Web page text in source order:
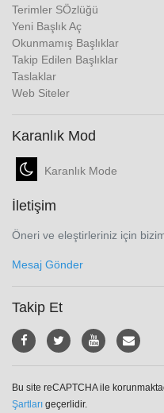
Terimler SÖzlüğü
Yeni Başlık Aç
Okunmamış Başlıklar
Takip Edilen Başlıklar
Taslaklar
Web Siteler
Karanlık Mod
Karanlık Mode
İletişim
Öneri ve eleştirleriniz için
Mesaj Gönder
Takip Et
Bu site reCAPTCHA ile
Şartları geçerlidir.